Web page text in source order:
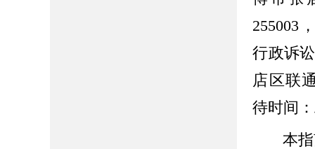
255003
行政诉
店区联
待时间
本